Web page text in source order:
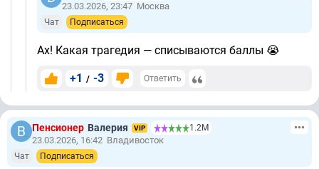
23.03.2026, 23:47 Москва
Чат Подписаться
Ах! Какая трагедия — списываются баллы 😭
+1 / -3 Ответить
Пенсионер Валерия VIP 1.2М
23.03.2026, 16:42 Владивосток
Чат Подписаться